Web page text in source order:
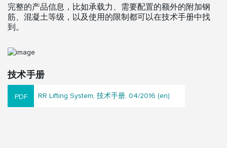
完整的产品信息，比如承载力、需要配置的额外的附加钢
筋、混凝土等级，以及使用的限制都可以在技术手册中找
到。
技术手册
RR Lifting System, 技术手册, 04/2016 (en)